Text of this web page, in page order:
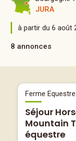
JURA
à partir du 6 août
8 annonces
Ferme
Séjour
Mountain
équestre